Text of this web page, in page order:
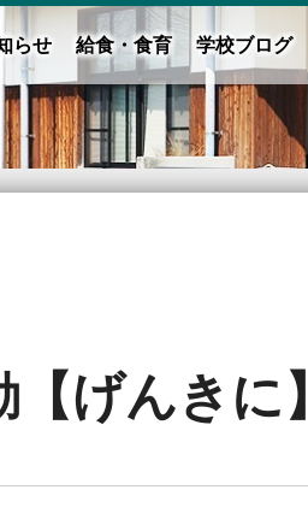
らせ 給食・食育 学校ブログ
げんきに】